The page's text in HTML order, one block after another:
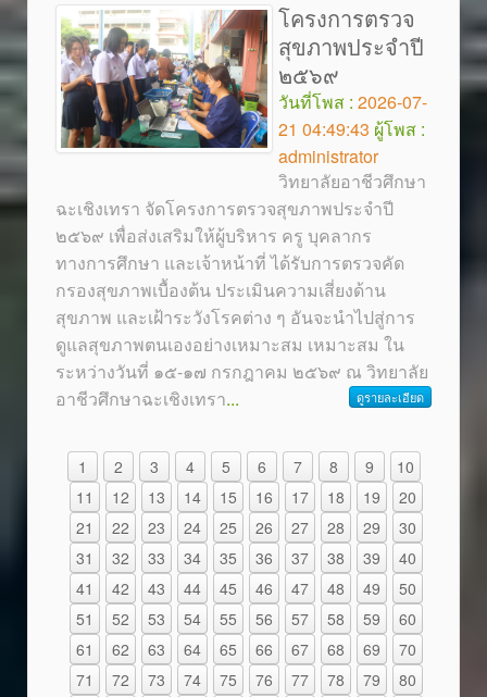
โครงการตรวจ
สุขภาพประจำปี
๒๕๖๙
วันที่โพส : 2026-07-
21 04:49:43 ผู้โพส :
administrator
วิทยาลัยอาชีวศึกษา
ฉะเชิงเทรา จัดโครงการตรวจสุขภาพประจำปี
๒๕๖๙ เพื่อส่งเสริมให้ผู้บริหาร ครู บุคลากร
ทางการศึกษา และเจ้าหน้าที่ ได้รับการตรวจคัด
กรองสุขภาพเบื้องต้น ประเมินความเสี่ยงด้าน
สุขภาพ และเฝ้าระวังโรคต่าง ๆ อันจะนำไปสู่การ
ดูแลสุขภาพตนเองอย่างเหมาะสม เหมาะสม ใน
ระหว่างวันที่ ๑๕-๑๗ กรกฎาคม ๒๕๖๙ ณ วิทยาลัย
อาชีวศึกษาฉะเชิงเทรา... ดูรายละเอียด
1 2 3 4 5 6 7 8 9
10
11
12 13 14 15 16 17 18 19
20
21
22 23 24 25 26 27 28 29
30
31
32 33 34 35 36 37 38 39
40
41
42 43 44 45 46 47 48 49
50
51
52 53 54 55 56 57 58 59
60
61
62 63 64 65 66 67 68 69
70
71
72 73 74 75 76 77 78 79
80